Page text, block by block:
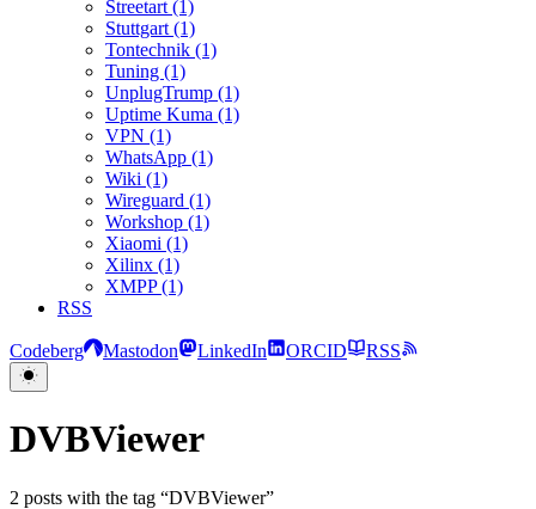
Streetart (1)
Stuttgart (1)
Tontechnik (1)
Tuning (1)
UnplugTrump (1)
Uptime Kuma (1)
VPN (1)
WhatsApp (1)
Wiki (1)
Wireguard (1)
Workshop (1)
Xiaomi (1)
Xilinx (1)
XMPP (1)
RSS
Codeberg Mastodon LinkedIn ORCID RSS
DVBViewer
2 posts with the tag “DVBViewer”